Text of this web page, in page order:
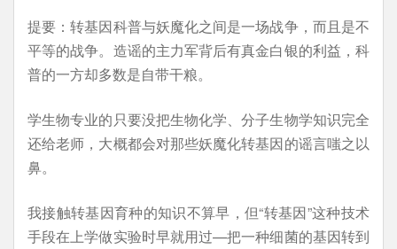
提要：转基因科普与妖魔化之间是一场战争，而且是不
平等的战争。造谣的主力军背后有真金白银的利益，科
普的一方却多数是自带干粮。
学生物专业的只要没把生物化学、分子生物学知识完全
还给老师，大概都会对那些妖魔化转基因的谣言嗤之以
鼻。
我接触转基因育种的知识不算早，但“转基因”这种技术
手段在上学做实验时早就用过—把一种细菌的基因转到